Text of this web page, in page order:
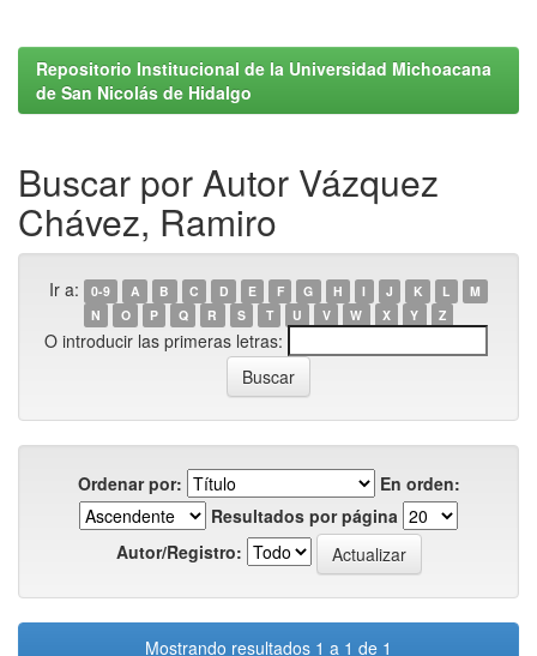
Repositorio Institucional de la Universidad Michoacana
de San Nicolás de Hidalgo
Buscar por Autor Vázquez
Chávez, Ramiro
Ir a: 0-9 A B C D E F G H I J K L
M
N
O P Q R S T U V W X Y Z
O introducir las primeras letras:
Ordenar por:
En orden:
Resultados por página
Autor/Registro:
Mostrando resultados 1 a 1 de 1